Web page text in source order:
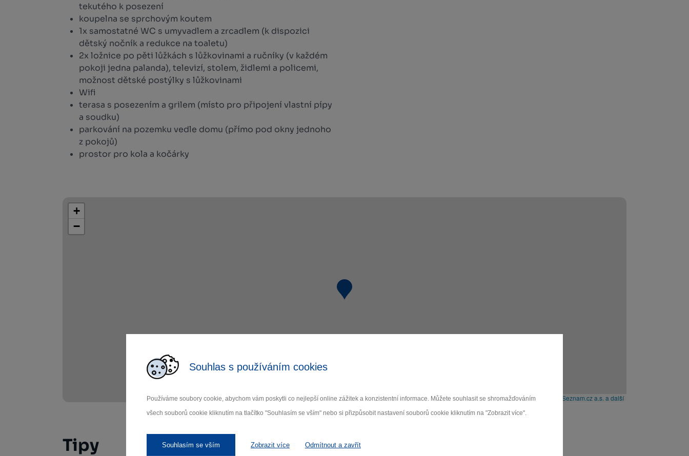
Souhlas s používáním cookies
Používáme soubory cookie, abychom vám poskytli co nejlepší online zážitek a konzistentní informace. Můžete souhlasit se shromažďováním
všech souborů cookie kliknutím na tlačítko "Souhlasím se vším" nebo si přizpůsobit nastavení souborů cookie kliknutím na "Zobrazit více".
Souhlasím se vším Zobrazit více Odmítnout a zavřít
tekutého k posezení
koupelna se sprchovým koutem
1x samostatné WC s umyvadlem a zrcadlem (k dispozici
dětský nočník a redukce na toaletu)
2x ložnice po pěti lůžkách s lůžkovinami a ručníky (v každém
pokoji jedna palanda), televizí, stolem, židlemi a policemi,
možnost dětské postýlky s lůžkovinami
Wifi
terasa s posezením a grilem (místo pro připojení vlastní pípy
a soudku)
parkování na pozemku vedle domu (přímo pod okny jednoho
z pokojů)
prostor pro kola a kočárky
+
−
Leaflet © Seznam.cz a.s. a další
Tipy